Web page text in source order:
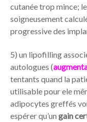
cutanée trop mince;
soigneusement
progressive des
5) un lipofilling
autologues (
tentants quand la
utilisable pour ele
adipocytes greffés
espérer qu’un gain